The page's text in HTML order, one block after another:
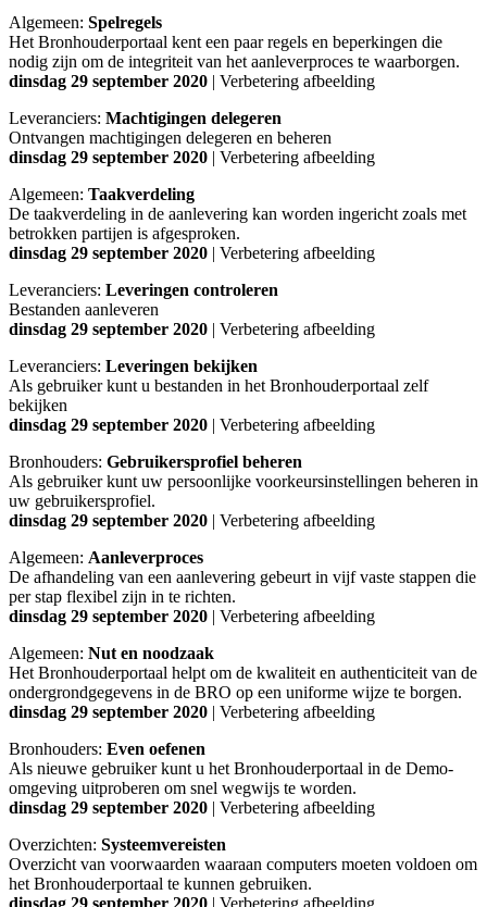
Algemeen: Spelregels
Het Bronhouderportaal kent een paar regels en beperkingen die
nodig zijn om de integriteit van het aanleverproces te waarborgen.
dinsdag 29 september 2020 | Verbetering afbeelding
Leveranciers: Machtigingen delegeren
Ontvangen machtigingen delegeren en beheren
dinsdag 29 september 2020 | Verbetering afbeelding
Algemeen: Taakverdeling
De taakverdeling in de aanlevering kan worden ingericht zoals met
betrokken partijen is afgesproken.
dinsdag 29 september 2020 | Verbetering afbeelding
Leveranciers: Leveringen controleren
Bestanden aanleveren
dinsdag 29 september 2020 | Verbetering afbeelding
Leveranciers: Leveringen bekijken
Als gebruiker kunt u bestanden in het Bronhouderportaal zelf
bekijken
dinsdag 29 september 2020 | Verbetering afbeelding
Bronhouders: Gebruikersprofiel beheren
Als gebruiker kunt uw persoonlijke voorkeursinstellingen beheren in
uw gebruikersprofiel.
dinsdag 29 september 2020 | Verbetering afbeelding
Algemeen: Aanleverproces
De afhandeling van een aanlevering gebeurt in vijf vaste stappen die
per stap flexibel zijn in te richten.
dinsdag 29 september 2020 | Verbetering afbeelding
Algemeen: Nut en noodzaak
Het Bronhouderportaal helpt om de kwaliteit en authenticiteit van de
ondergrondgegevens in de BRO op een uniforme wijze te borgen.
dinsdag 29 september 2020 | Verbetering afbeelding
Bronhouders: Even oefenen
Als nieuwe gebruiker kunt u het Bronhouderportaal in de Demo-
omgeving uitproberen om snel wegwijs te worden.
dinsdag 29 september 2020 | Verbetering afbeelding
Overzichten: Systeemvereisten
Overzicht van voorwaarden waaraan computers moeten voldoen om
het Bronhouderportaal te kunnen gebruiken.
dinsdag 29 september 2020 | Verbetering afbeelding